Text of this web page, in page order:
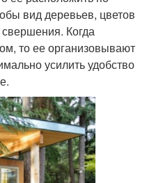
вид деревьев, цветов
Когда
то ее организовывают
усилить удобство